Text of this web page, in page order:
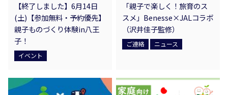
【終了しました】6月14日
(土)【参加無料・予約優先】
親子ものづくり体験in八王
子！
イベント
「親子で楽しく！旅育のス
スメ」Benesse×JALコラボ
（沢井佳子監修）
ご連絡 ニュース